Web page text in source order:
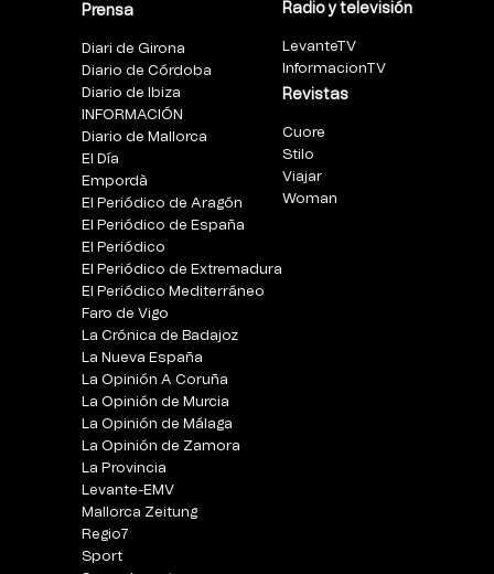
Prensa
Diari de Girona
Diario de Córdoba
Diario de Ibiza
INFORMACIÓN
Diario de Mallorca
El Día
Empordà
El Periódico de Aragón
El Periódico de España
El Periódico
El Periódico de Extremadura
El Periódico Mediterráneo
Faro de Vigo
La Crónica de Badajoz
La Nueva España
La Opinión A Coruña
La Opinión de Murcia
La Opinión de Málaga
La Opinión de Zamora
La Provincia
Levante-EMV
Mallorca Zeitung
Regio7
Sport
Radio y televisión
LevanteTV
InformacionTV
Revistas
Cuore
Stilo
Viajar
Woman